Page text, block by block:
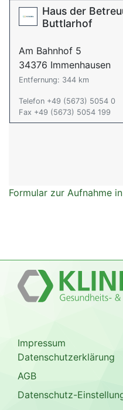
Haus der
Buttlarhof
Am Bahnhof 5
34376 Immenhausen
Entfernung: 344 km
Telefon +49 (5673) 5054 0
Fax +49 (5673) 5054 199
Formular zur Aufnahme
Impressum
Datenschutzerklärung
AGB
Datenschutz-